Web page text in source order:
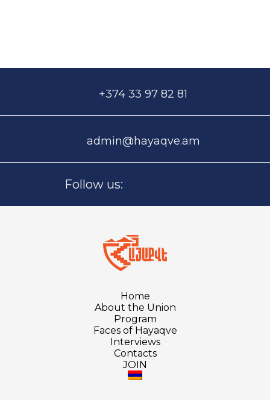
+374 33 97 82 81
admin@hayaqve.am
Follow us:
Home
About the Union
Program
Faces of Hayaqve
Interviews
Contacts
JOIN